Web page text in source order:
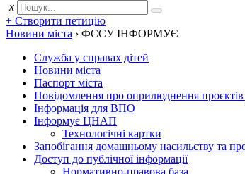
x
+ Створити петицію
Новини міста › ФССУ ІНФОРМУЄ
Служба у справах дітей
Новини міста
Паспорт міста
Повідомлення про оприлюднення проєктів
Інформація для ВПО
Інформує ЦНАП
Технологічні картки
Запобігання домашньому насильству та
Доступ до публічної інформації
Нормативно-правова база